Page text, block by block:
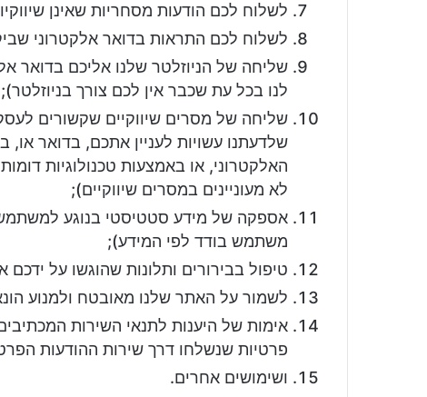
לשלוח לכם הודעות מסחריות שאינן
לשלוח לכם התראות בדואר אלקטרוני
שליחה של הניוזלטר שלנו אליכם בדואר
לנו בכל עת שכבר אין לכם צורך בניוזלטר);
שליחה של מסרים שיווקיים שקשורים
שלדעתנו עשויות לעניין אתכם, בדואר
האלקטרוני, או באמצעות טכנולוגיות
לא מעוניינים במסרים שיווקיים);
אספקה של מידע סטטיסטי בנוגע
משתמש בודד לפי המידע);
טיפול בבירורים ותלונות שהוגשו על ידכם
לשמור על האתר שלנו מאובטח ולמנוע
אימות של היענות לתנאי השירות
פרטיות שנשלחו דרך שירות ההודעות
ושימושים אחרים.